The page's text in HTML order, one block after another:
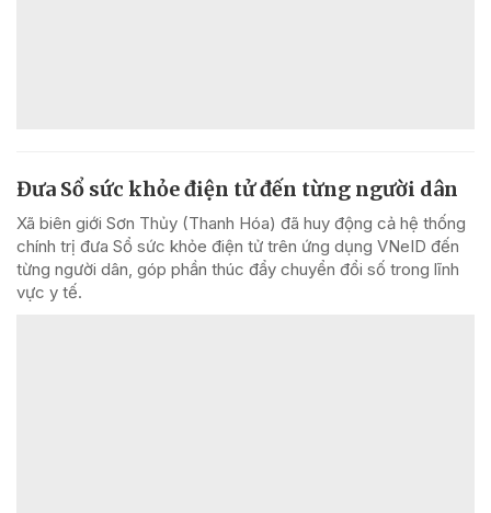
Đưa Sổ sức khỏe điện tử đến từng người dân
Xã biên giới Sơn Thủy (Thanh Hóa) đã huy động cả hệ thống
chính trị đưa Sổ sức khỏe điện tử trên ứng dụng VNeID đến
từng người dân, góp phần thúc đẩy chuyển đổi số trong lĩnh
vực y tế.